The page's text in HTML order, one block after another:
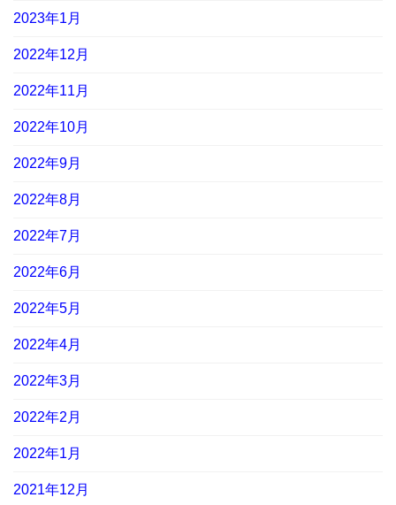
2023年1月
2022年12月
2022年11月
2022年10月
2022年9月
2022年8月
2022年7月
2022年6月
2022年5月
2022年4月
2022年3月
2022年2月
2022年1月
2021年12月